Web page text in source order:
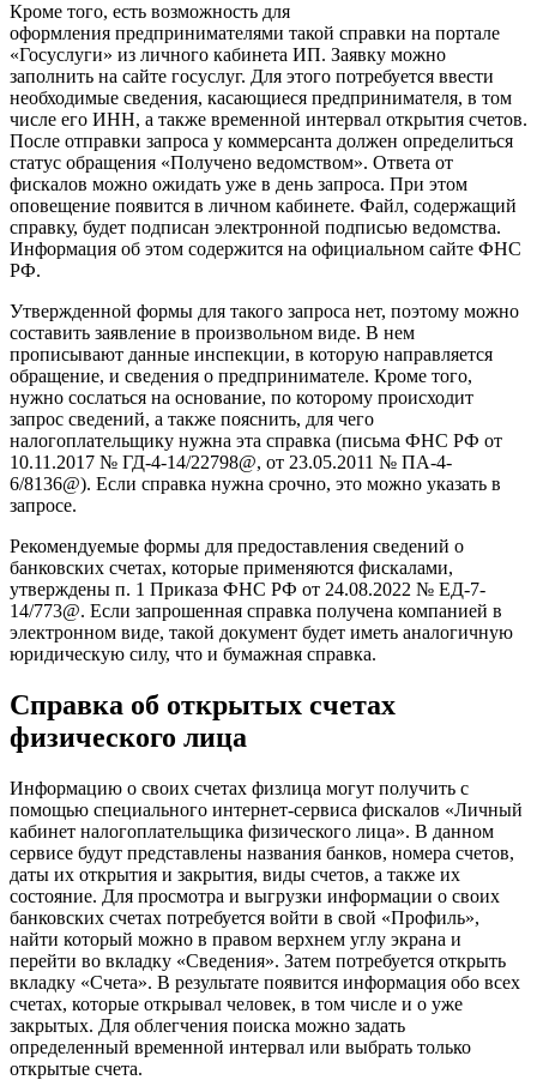
Кроме того, есть возможность для
оформления предпринимателями такой справки на портале
«Госуслуги» из личного кабинета ИП. Заявку можно
заполнить на сайте госуслуг. Для этого потребуется ввести
необходимые сведения, касающиеся предпринимателя, в том
числе его ИНН, а также временной интервал открытия счетов.
После отправки запроса у коммерсанта должен определиться
статус обращения «Получено ведомством». Ответа от
фискалов можно ожидать уже в день запроса. При этом
оповещение появится в личном кабинете. Файл, содержащий
справку, будет подписан электронной подписью ведомства.
Информация об этом содержится на официальном сайте ФНС
РФ.
Утвержденной формы для такого запроса нет, поэтому можно
составить заявление в произвольном виде. В нем
прописывают данные инспекции, в которую направляется
обращение, и сведения о предпринимателе. Кроме того,
нужно сослаться на основание, по которому происходит
запрос сведений, а также пояснить, для чего
налогоплательщику нужна эта справка (письма ФНС РФ от
10.11.2017 № ГД-4-14/22798@, от 23.05.2011 № ПА-4-
6/8136@). Если справка нужна срочно, это можно указать в
запросе.
Рекомендуемые формы для предоставления сведений о
банковских счетах, которые применяются фискалами,
утверждены п. 1 Приказа ФНС РФ от 24.08.2022 № ЕД-7-
14/773@. Если запрошенная справка получена компанией в
электронном виде, такой документ будет иметь аналогичную
юридическую силу, что и бумажная справка.
Справка об открытых счетах
физического лица
Информацию о своих счетах физлица могут получить с
помощью специального интернет-сервиса фискалов «Личный
кабинет налогоплательщика физического лица». В данном
сервисе будут представлены названия банков, номера счетов,
даты их открытия и закрытия, виды счетов, а также их
состояние. Для просмотра и выгрузки информации о своих
банковских счетах потребуется войти в свой «Профиль»,
найти который можно в правом верхнем углу экрана и
перейти во вкладку «Сведения». Затем потребуется открыть
вкладку «Счета». В результате появится информация обо всех
счетах, которые открывал человек, в том числе и о уже
закрытых. Для облегчения поиска можно задать
определенный временной интервал или выбрать только
открытые счета.